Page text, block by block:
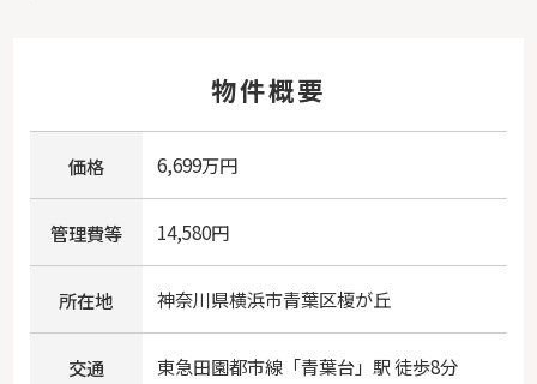
物件概要
価格 6,699万円
管理費等 14,580円
所在地 神奈川県横浜市青葉区榎が丘
交通 東急田園都市線「青葉台」駅 徒歩8分